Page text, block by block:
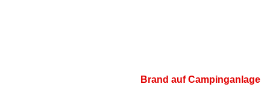
Brand auf Campinganlage